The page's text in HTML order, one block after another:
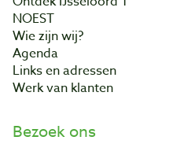
NOEST
Wie zijn wij?
Agenda
Links en adressen
Werk van klanten
Bezoek ons